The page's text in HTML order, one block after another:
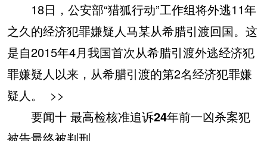
18日，公安部“猎狐行动”工作组将外逃11年
之久的经济犯罪嫌疑人马某从希腊引渡回国。这
是自2015年4月我国首次从希腊引渡外逃经济犯
罪嫌疑人以来，从希腊引渡的第2名经济犯罪嫌
疑人。 >>
要闻十 最高检核准追诉24年前一凶杀案犯